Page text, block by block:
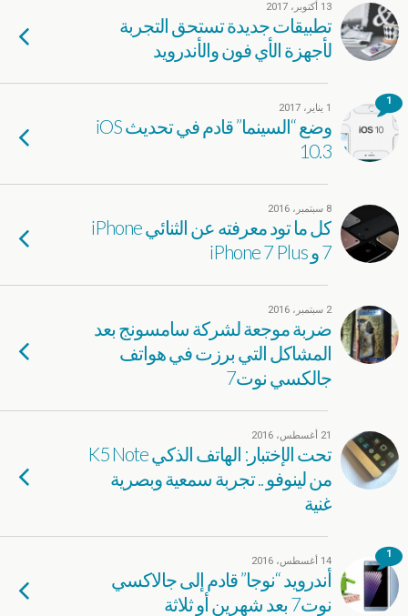
13 أكتوبر، 2017
تطبيقات جديدة تستحق التجربة
لأجهزة الأي فون والأندرويد
1
1 يناير، 2017
وضع “السينما” قادم في تحديث iOS
10.3
8 سبتمبر، 2016
كل ما تود معرفته عن الثنائي iPhone
7 و iPhone 7 Plus
2 سبتمبر، 2016
ضربة موجعة لشركة سامسونج بعد
المشاكل التي برزت في هواتف
جالكسي نوت7
21 أغسطس، 2016
تحت الإختبار: الهاتف الذكي K5 Note
من لينوفو .. تجربة سمعية وبصرية
غنية
1
14 أغسطس، 2016
أندرويد “نوجا” قادم إلى جالاكسي
نوت7 بعد شهرين أو ثلاثة